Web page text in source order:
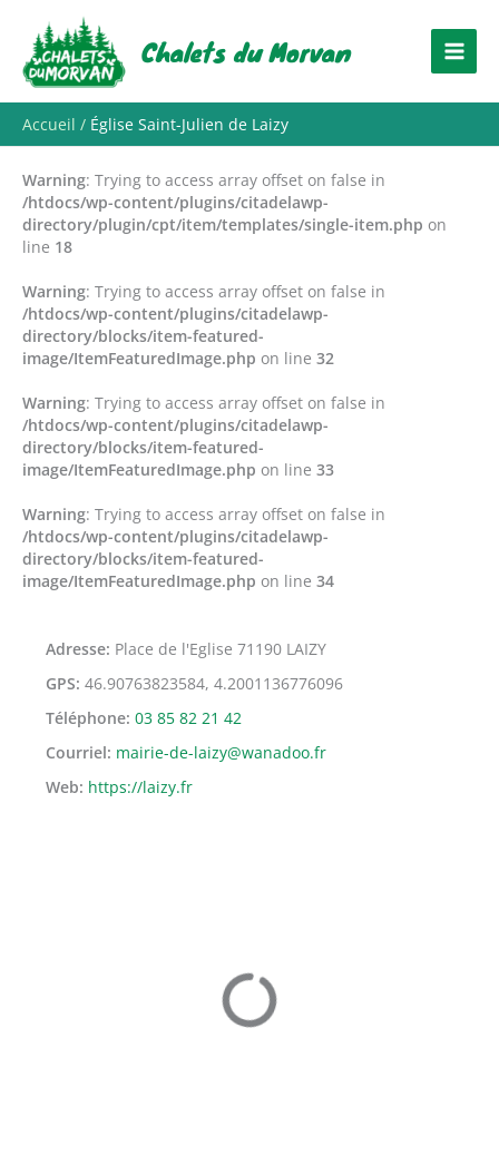
contenu
Chalets du Morvan
Accueil Église Saint-Julien de Laizy
Warning: Trying to access array offset on false in
/htdocs/wp-content/plugins/citadelawp-
directory/plugin/cpt/item/templates/single-item.php on
line 18
Warning: Trying to access array offset on false in
/htdocs/wp-content/plugins/citadelawp-
directory/blocks/item-featured-
image/ItemFeaturedImage.php on line 32
Warning: Trying to access array offset on false in
/htdocs/wp-content/plugins/citadelawp-
directory/blocks/item-featured-
image/ItemFeaturedImage.php on line 33
Warning: Trying to access array offset on false in
/htdocs/wp-content/plugins/citadelawp-
directory/blocks/item-featured-
image/ItemFeaturedImage.php on line 34
Adresse Place de l'Eglise 71190 LAIZY
GPS 46.90763823584, 4.2001136776096
Téléphone 03 85 82 21 42
Courriel mairie-de-laizy@wanadoo.fr
Web https://laizy.fr